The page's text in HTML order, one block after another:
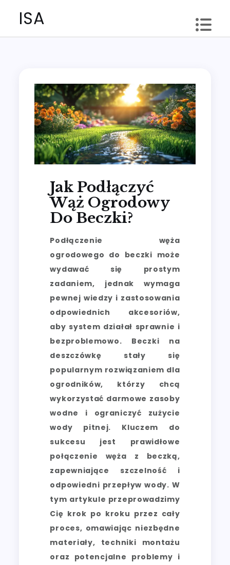
ISA
Jak Podłączyć
Wąż Ogrodowy
Do Beczki?
Podłączenie węża
ogrodowego do beczki może
wydawać się prostym
zadaniem, jednak wymaga
pewnej wiedzy i zastosowania
odpowiednich akcesoriów,
aby system działał sprawnie i
bezproblemowo. Beczki na
deszczówkę stały się
popularnym rozwiązaniem dla
ogrodników, którzy chcą
wykorzystać darmowe zasoby
wodne i ograniczyć zużycie
wody pitnej. Kluczem do
sukcesu jest prawidłowe
połączenie węża z beczką,
zapewniające szczelność i
odpowiedni przepływ wody. W
tym artykule przeprowadzimy
Cię krok po kroku przez cały
proces, omawiając niezbędne
materiały, techniki montażu
oraz potencjalne problemy i